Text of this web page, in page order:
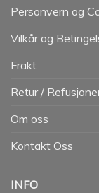
Personvern og
Vilkår og
Frakt
Retur /
Om oss
Kontakt Oss
INFO